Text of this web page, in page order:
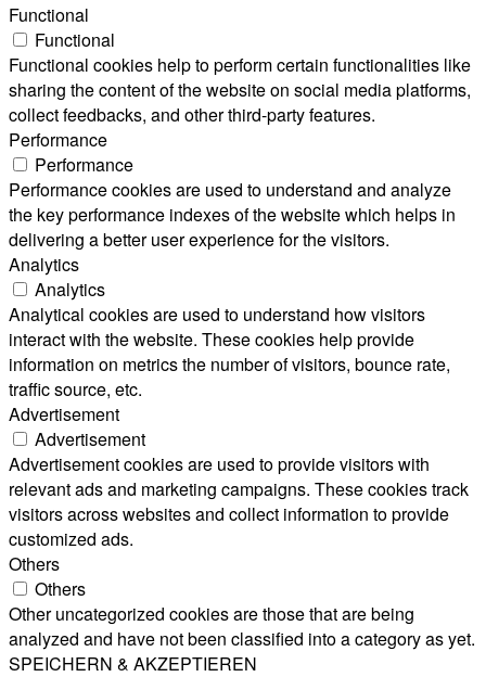
Functional
Functional
Functional cookies help to perform certain functionalities like
sharing the content of the website on social media platforms,
collect feedbacks, and other third-party features.
Performance
Performance
Performance cookies are used to understand and analyze
the key performance indexes of the website which helps in
delivering a better user experience for the visitors.
Analytics
Analytics
Analytical cookies are used to understand how visitors
interact with the website. These cookies help provide
information on metrics the number of visitors, bounce rate,
traffic source, etc.
Advertisement
Advertisement
Advertisement cookies are used to provide visitors with
relevant ads and marketing campaigns. These cookies track
visitors across websites and collect information to provide
customized ads.
Others
Others
Other uncategorized cookies are those that are being
analyzed and have not been classified into a category as yet.
SPEICHERN & AKZEPTIEREN